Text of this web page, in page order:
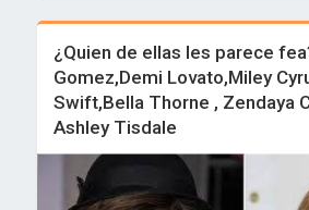
¿Quien de ellas les parece
Gomez,Demi Lovato,Miley
Swift,Bella Thorne , Zendaya
Ashley Tisdale